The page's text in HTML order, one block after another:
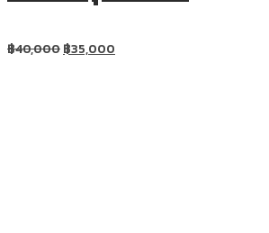
฿40,000฿35,000